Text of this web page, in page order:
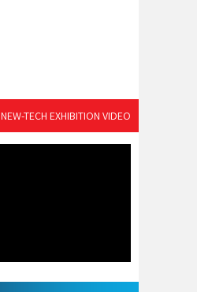
NEW-TECH EXHIBITION VIDEO